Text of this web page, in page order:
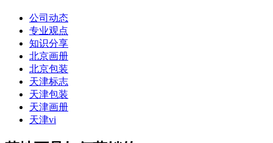
公司动态
专业观点
知识分享
北京画册
北京包装
天津标志
天津包装
天津画册
天津vi